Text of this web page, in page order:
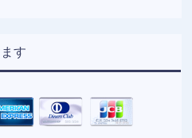
す